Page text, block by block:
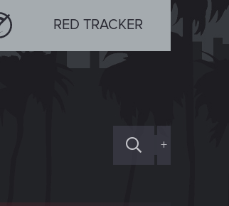
RED TRACKER
+